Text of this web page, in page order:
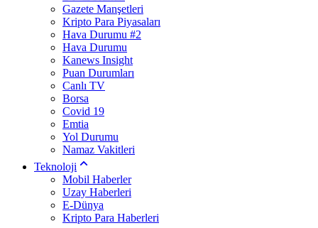
Gazete Manşetleri
Kripto Para Piyasaları
Hava Durumu #2
Hava Durumu
Kanews Insight
Puan Durumları
Canlı TV
Borsa
Covid 19
Emtia
Yol Durumu
Namaz Vakitleri
Teknoloji
Mobil Haberler
Uzay Haberleri
E-Dünya
Kripto Para Haberleri